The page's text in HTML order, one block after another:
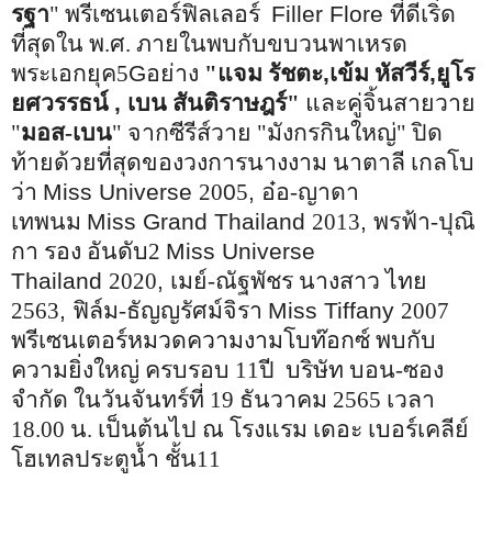
รฐา" พรีเซนเตอร์ฟิลเลอร์ Filler Flore ที่ดีเริ่ด
ที่สุดใน พ.ศ. ภายในพบกับขบวนพาเหรด
พระเอกยุค5Gอย่าง "แจม รัชตะ,เข้ม หัสวีร์,ยูโร
ยศวรรธน์ , เบน สันติราษฎร์" และคู่จิ้นสายวาย
"มอส-เบน" จากซีรีส์วาย "มังกรกินใหญ่" ปิด
ท้ายด้วยที่สุดของวงการนางงาม นาตาลี เกลโบ
ว่า Miss Universe 2005, อ๋อ-ญาดา
เทพนม Miss Grand Thailand 2013, พรฟ้า-ปุณิ
กา รอง อันดับ2 Miss Universe
Thailand 2020, เมย์-ณัฐพัชร นางสาว ไทย
2563, ฟิล์ม-ธัญญรัศม์จิรา Miss Tiffany 2007
พรีเซนเตอร์หมวดความงามโบท๊อกซ์ พบกับ
ความยิ่งใหญ่ ครบรอบ 11ปี บริษัท บอน-ซอง
จำกัด ในวันจันทร์ที่ 19 ธันวาคม 2565 เวลา
18.00 น. เป็นต้นไป ณ โรงแรม เดอะ เบอร์เคลีย์
โฮเทลประตูน้ำ ชั้น11